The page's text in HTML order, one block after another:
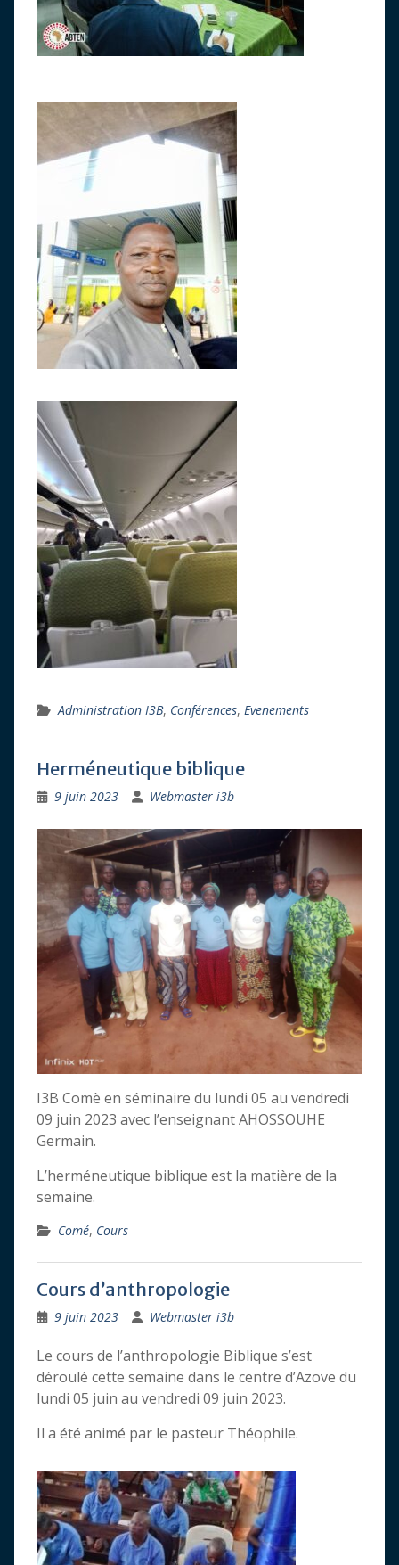
Administration I3B, Conférences, Evenements
Herméneutique biblique
9 juin 2023 Webmaster i3b
I3B Comè en séminaire du lundi 05 au vendredi
09 juin 2023 avec l’enseignant AHOSSOUHE
Germain.
L’herméneutique biblique est la matière de la
semaine.
Comé, Cours
Cours d’anthropologie
9 juin 2023 Webmaster i3b
Le cours de l’anthropologie Biblique s’est
déroulé cette semaine dans le centre d’Azove du
lundi 05 juin au vendredi 09 juin 2023.
Il a été animé par le pasteur Théophile.